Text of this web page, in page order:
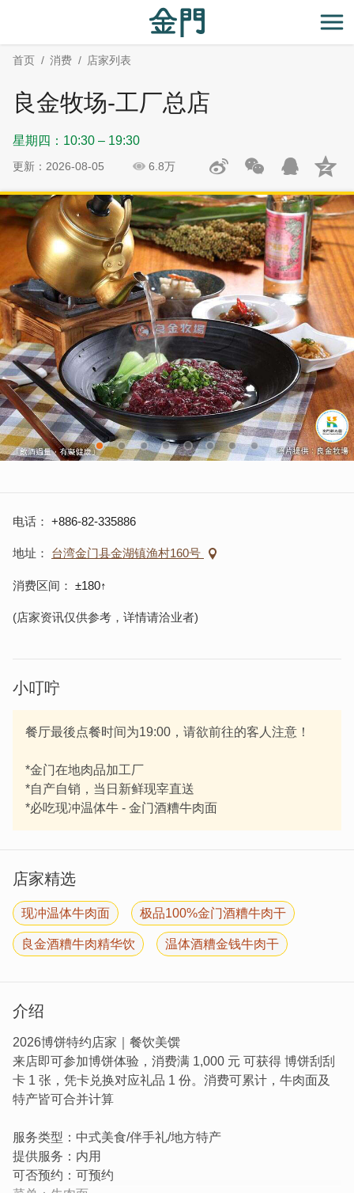
主
开
首页 消费 店家列表
良金牧场-工厂总店
星期四：10:30 – 19:30
更新：2026-08-05 6.8万
社
电话 +886-82-335886
地址 台湾金门县金湖镇渔村160号
消费区间 ±180↑
(店家资讯仅供参考，详情请洽业者)
小叮咛
餐厅最後点餐时间为19:00，请欲前往的客人注意！
*金门在地肉品加工厂
*自产自销，当日新鲜现宰直送
*必吃现冲温体牛 - 金门酒糟牛肉面
店家精选
现冲温体牛肉面 极品100%金门酒糟牛肉干
良金酒糟牛肉精华饮 温体酒糟金钱牛肉干
介绍
2026博饼特约店家｜餐饮美馔
来店即可参加博饼体验，消费满 1,000 元 可获得 博饼刮刮
卡 1 张，凭卡兑换对应礼品 1 份。消费可累计，牛肉面及
特产皆可合并计算
服务类型：中式美食/伴手礼/地方特产
提供服务：内用
可否预约：可预约